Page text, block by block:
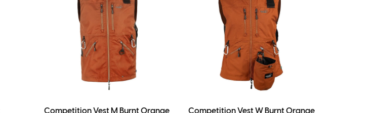
Competition Vest M Burnt Orange Competition Vest W Burnt Orange